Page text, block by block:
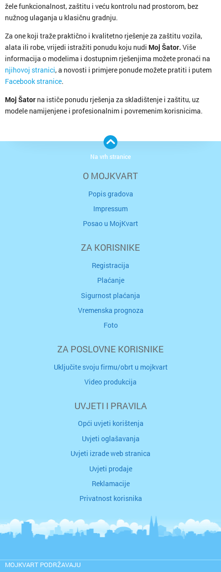
žele funkcionalnost, zaštitu i veću kontrolu nad prostorom, bez
nužnog ulaganja u klasičnu gradnju.
Za one koji traže praktično i kvalitetno rješenje za zaštitu vozila,
alata ili robe, vrijedi istražiti ponudu koju nudi Moj Šator. Više
informacija o modelima i dostupnim rješenjima možete pronaći na
njihovoj stranici, a novosti i primjere ponude možete pratiti i putem
Facebook stranice.
Moj Šator na ističe ponudu rješenja za skladištenje i zaštitu, uz
modele namijenjene i profesionalnim i povremenim korisnicima.
O MOJKVART
Popis gradova
Impressum
Posao u MojKvart
ZA KORISNIKE
Registracija
Plaćanje
Sigurnost plaćanja
Vremenska prognoza
Foto
ZA POSLOVNE KORISNIKE
Uključite svoju firmu/obrt u mojkvart
Video produkcija
UVJETI I PRAVILA
Opći uvjeti korištenja
Uvjeti oglašavanja
Uvjeti izrade web stranica
Uvjeti prodaje
Reklamacije
Privatnost korisnika
MOJKVART PODRŽAVAJU
Na vrh stranice